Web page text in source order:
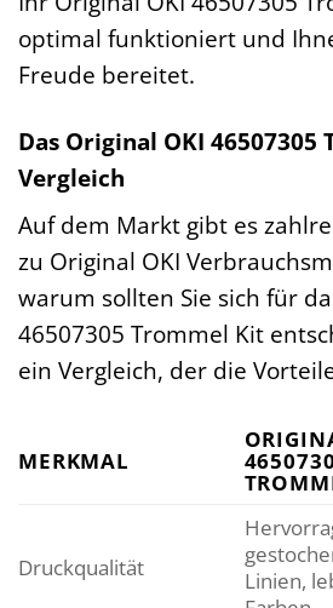
optimal funktioniert und
Freude bereitet.
Das Original OKI
Vergleich
Auf dem Markt gibt es
zu Original OKI
warum sollten Sie sich für
46507305 Trommel Kit
ein Vergleich, der die
MERKMAL
Druckqualität
Linien,